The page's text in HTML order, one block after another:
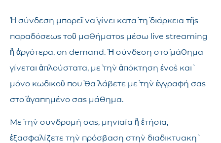
Ἡ σύνδεση μπορεῖ νὰ γίνει κατὰ τὴ διάρκεια τῆς
παραδόσεως τοῦ μαθήματος μέσω live streaming
ἢ ἀργότερα, on demand. Ἡ σύνδεση στὸ μάθημα
γίνεται ἁπλούστατα, μὲ τὴν ἀπόκτηση ἑνὸς καὶ
μόνο κωδικοῦ ποὺ θὰ λάβετε μὲ τὴν ἐγγραφή σας
στὸ ἀγαπημένο σας μάθημα.
Μὲ τὴν συνδρομή σας, μηνιαία ἢ ἐτήσια,
ἐξασφαλίζετε τὴν πρόσβαση στὴν διαδικτυακὴ